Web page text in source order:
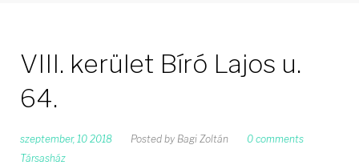
VIII. kerület Bíró Lajos u.
64.
szeptember, 10 2018 Posted by Bagi Zoltán
0 comments
Társasház